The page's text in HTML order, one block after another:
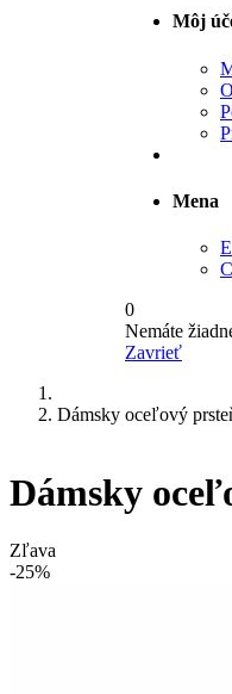
Môj
Mena
0
Nemáte
Zavrieť
Dámsky oceľový
Dámsky
Zľava
-25%